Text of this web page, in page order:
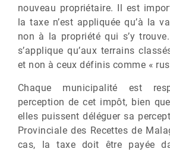
nouveau propriétaire. Il est
la taxe n’est appliquée qu’à la
non à la propriété qui s’y
s’applique qu’aux terrains
et non à ceux définis comme «
Chaque municipalité est
perception de cet impôt, bien
elles puissent déléguer sa
Provinciale des Recettes de
cas, la taxe doit être payée